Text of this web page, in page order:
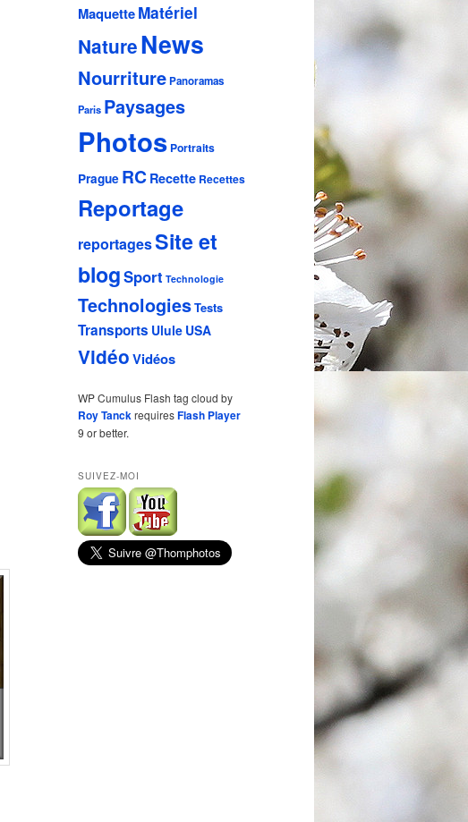
MaquetteMatériel
NatureNews
NourriturePanoramas
Paris Paysages
Photos Portraits
Prague RC Recette Recettes
Reportage
reportagesSite et
blogSport Technologie
TechnologiesTests
Transports Ulule USA
VidéoVidéos
WP Cumulus Flash tag cloud by
Roy TanckrequiresFlash Player
9 or better.
SUIVEZ-MOI